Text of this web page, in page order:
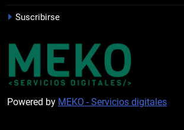
PROFESIONAL
PRÓXIMA
FUTSAL
Suscribirse
Powered by MEKO - Servicios digitales